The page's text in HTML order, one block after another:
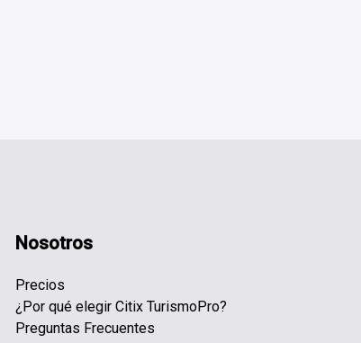
Nosotros
​Precios
¿Por qué elegir Citix TurismoPro? ​
Preguntas Frecuentes